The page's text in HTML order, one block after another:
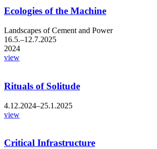
Ecologies of the Machine
Landscapes of Cement and Power
16.5.–12.7.2025
2024
view
Rituals of Solitude
4.12.2024–25.1.2025
view
Critical Infrastructure